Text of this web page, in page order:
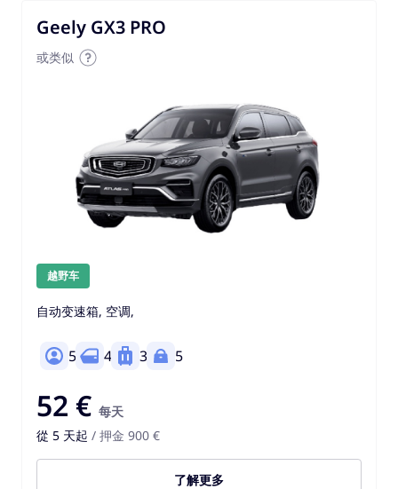
Geely GX3 PRO
或类似
越野车
自动变速箱, 空调,
5 4 3 5
52 € 每天
從 5 天起 / 押金 900 €
了解更多